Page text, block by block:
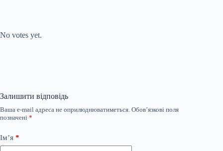
No votes yet.
Залишити відповідь
Ваша e-mail адреса не оприлюднюватиметься. Обов’язкові поля
позначені *
Ім’я *